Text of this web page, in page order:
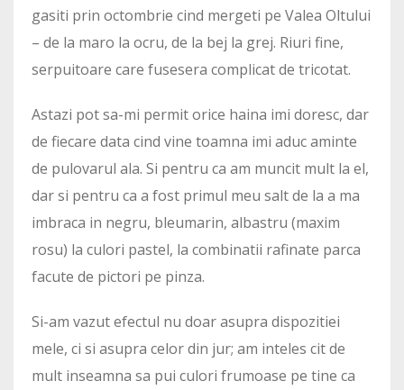
gasiti prin octombrie cind mergeti pe Valea Oltului
– de la maro la ocru, de la bej la grej. Riuri fine,
serpuitoare care fusesera complicat de tricotat.
Astazi pot sa-mi permit orice haina imi doresc, dar
de fiecare data cind vine toamna imi aduc aminte
de pulovarul ala. Si pentru ca am muncit mult la el,
dar si pentru ca a fost primul meu salt de la a ma
imbraca in negru, bleumarin, albastru (maxim
rosu) la culori pastel, la combinatii rafinate parca
facute de pictori pe pinza.
Si-am vazut efectul nu doar asupra dispozitiei
mele, ci si asupra celor din jur; am inteles cit de
mult inseamna sa pui culori frumoase pe tine ca